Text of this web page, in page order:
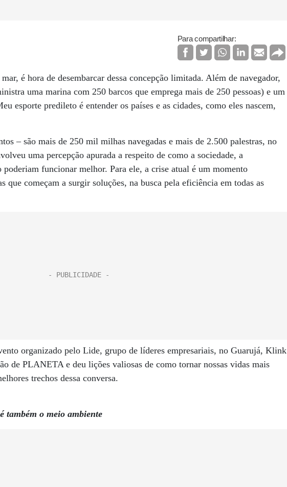
Para compartilhar:
é hora de desembarcar dessa concepção limitada. Além de navegador,
uma marina com 250 barcos que emprega mais de 250 pessoas) e um
esporte predileto é entender os países e as cidades, como eles nascem,
– são mais de 250 mil milhas navegadas e mais de 2.500 palestras, no
uma percepção apurada a respeito de como a sociedade, a
funcionar melhor. Para ele, a crise atual é um momento
que começam a surgir soluções, na busca pela eficiência em todas as
organizado pelo Lide, grupo de líderes empresariais, no Guarujá, Klink
de PLANETA e deu lições valiosas de como tornar nossas vidas mais
trechos dessa conversa.
também o meio ambiente